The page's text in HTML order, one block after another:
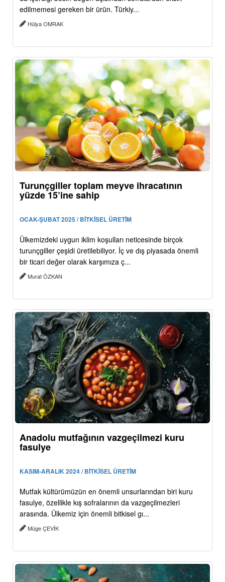
edilmemesi gereken bir ürün. Türkiy...
Hülya OMRAK
Turunçgiller toplam meyve ihracatının
yüzde 15’ine sahip
OCAK-ŞUBAT 2025 / BİTKİSEL ÜRETİM
Ülkemizdeki uygun iklim koşulları neticesinde birçok
turunçgiller çeşidi üretilebiliyor. İç ve dış piyasada önemli
bir ticari değer olarak karşımıza ç...
Murat ÖZKAN
Anadolu mutfağının vazgeçilmezi kuru
fasulye
KASIM-ARALIK 2024 / BİTKİSEL ÜRETİM
Mutfak kültürümüzün en önemli unsurlarından biri kuru
fasulye, özellikle kış sofralarının da vazgeçilmezleri
arasında. Ülkemiz için önemli bitkisel gı...
Müge ÇEVİK